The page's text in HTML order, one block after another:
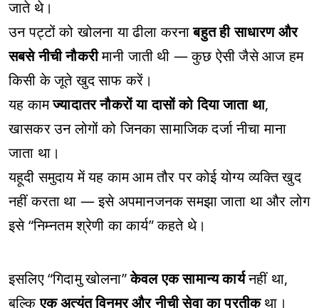
जाते थे।
उन पट्टों को खोलना या ढीला करनाबहुत ही साधारण और
सबसे नीची नौकरीमानी जाती थी — कुछ ऐसी जैसे आज हम
किसी के जूते खुद साफ करें।
यह कामज्यादातर नौकरों या दासों को दिया जाता था,
खासकर उन लोगों को जिनका सामाजिक दर्जा नीचा माना
जाता था।
यहूदी समुदाय में यह काम आम तौर पर कोई योग्य व्यक्ति खुद
नहीं करता था — इसे अपमानजनक समझा जाता था और लोग
इसे “निम्नतम श्रेणी का कार्य” कहते थे।
इसलिए “गिदामु खोलना”केवल एक सामान्य कार्यनहीं था,
बल्किएक अत्यंत विनम्र और नीची सेवा का प्रतीकथा।